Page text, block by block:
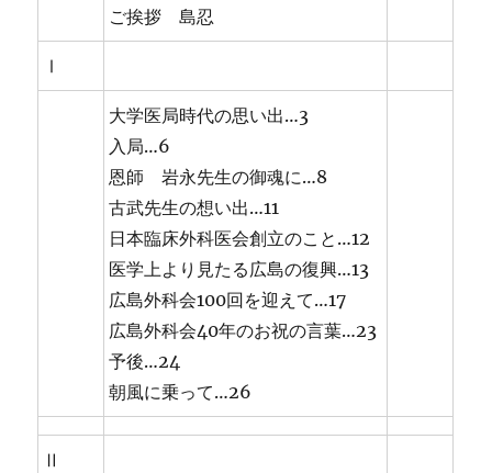
ご挨拶 島忍
Ⅰ
大学医局時代の思い出…3
入局…6
恩師 岩永先生の御魂に…8
古武先生の想い出…11
日本臨床外科医会創立のこと…12
医学上より見たる広島の復興…13
広島外科会100回を迎えて…17
広島外科会40年のお祝の言葉…23
予後…24
朝風に乗って…26
Ⅱ